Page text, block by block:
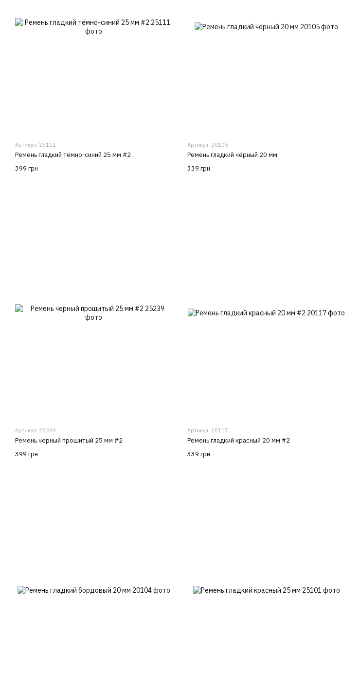
Артикул: 25111
Ремень гладкий тёмно-синий 25 мм #2
399 грн
Артикул: 20105
Ремень гладкий чёрный 20 мм
339 грн
Артикул: 25239
Ремень черный прошитый 25 мм #2
399 грн
Артикул: 20117
Ремень гладкий красный 20 мм #2
339 грн